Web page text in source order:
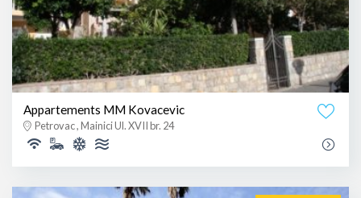
Appartements MM Kovacevic
Petrovac , Mainici Ul. XVII br. 24